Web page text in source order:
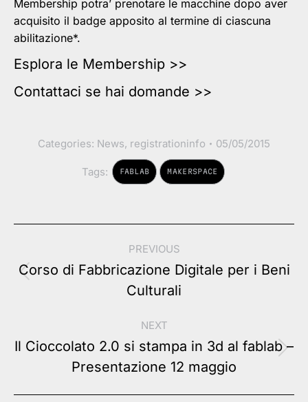
Membership potra’ prenotare le macchine dopo aver
acquisito il badge apposito al termine di ciascuna
abilitazione*.
Esplora le Membership >>
Contattaci se hai domande >>
Categories: News, registrationinfo 05/05/2015
Tags: FABLAB MAKERSPACE
navigation
PREVIOUS
Previous
post:
Corso di Fabbricazione Digitale per i Beni
Culturali
NEXT
Next
post:
Il Cioccolato 2.0 si stampa in 3d al fablab –
Presentazione 12 maggio